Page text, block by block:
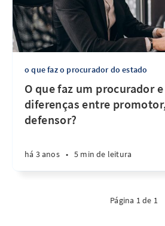
o que faz o procurador do estado
O que faz um procurador
diferenças entre
defensor?
há 3 anos • 5 min de leitura
Página 1 de 1